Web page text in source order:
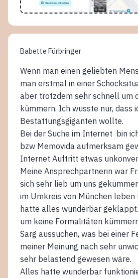
Babette Fürbringer
Wenn man einen geliebten
man erstmal in einer
aber trotzdem sehr schnell um
kümmern. Ich wusste nur, dass
Bestattungsgiganten wollte.
Bei der Suche im Internet bin
bzw Memovida aufmerksam
Internet Auftritt etwas
Meine Ansprechpartnerin war
sich sehr lieb um uns
im Umkreis von München leben
hatte alles wunderbar
um keine Formalitäten
Sarg aussuchen, was bei einer
meiner Meinung nach sehr
sehr belastend gewesen wäre.
Alles hatte wunderbar